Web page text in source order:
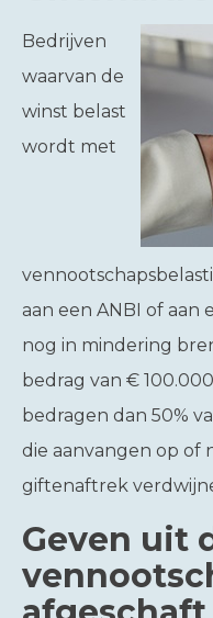
Bedrijven
waarvan de
winst belast
wordt met
aan een ANBI of aan
nog in mindering
bedrag van €
bedragen dan 50%
die aanvangen op of
giftenaftrek
Geven uit